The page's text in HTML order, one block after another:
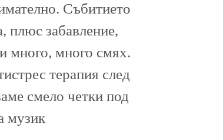
Събитието
плюс забавление,
много, много смях.
терапия след
смело четки под
музик